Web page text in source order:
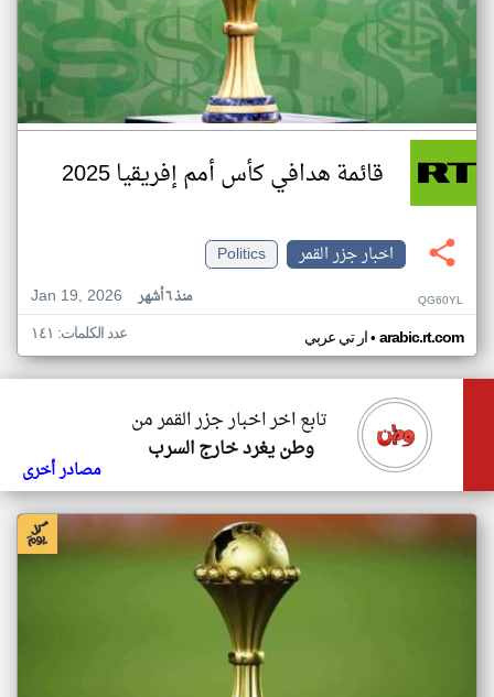
قائمة هدافي كأس أمم إفريقيا 2025
اخبار جزر القمر
Politics
Jan 19, 2026
منذ ٦ أشهر QG60YL
ار تي عربي• arabic.rt.com عدد الكلمات: ١٤١
تابع اخر اخبار جزر القمر من
وطن يغرد خارج السرب
مصادر أخرى